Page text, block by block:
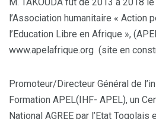
M. TAKOUDA fut de 2013 à 2018
l’Association humanitaire « Action
l’Education Libre en Afrique »,
www.apelafrique.org (site en
Promoteur/Directeur Général de
Formation APEL(IHF- APEL), un
National AGREE par l’Etat